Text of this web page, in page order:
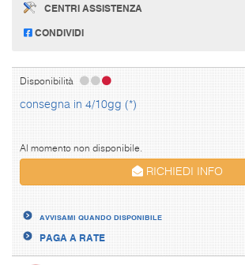
CENTRI ASSISTENZA
CONDIVIDI
Disponibilità
consegna in 4/10gg (*)
Al momento non disponibile.
RICHIEDI INFO
AVVISAMI QUANDO DISPONIBILE
PAGA A RATE